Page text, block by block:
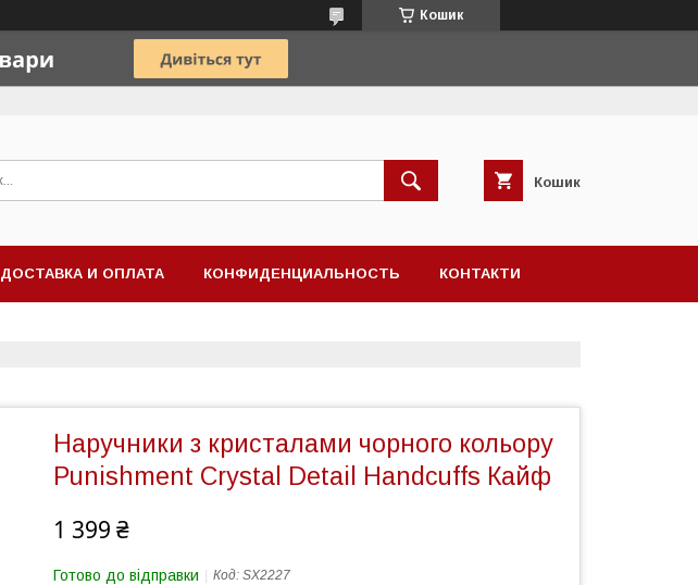
Кошик
Кошик
ДОСТАВКА И ОПЛАТА КОНФИДЕНЦИАЛЬНОСТЬ КОНТАКТИ
Наручники з кристалами чорного кольору
Punishment Crystal Detail Handcuffs Кайф
1 399 ₴
Готово до відправки Код: SX2227